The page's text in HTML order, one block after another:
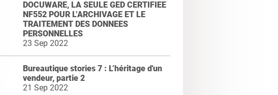
DOCUWARE, LA SEULE GED CERTIFIEE
NF552 POUR L’ARCHIVAGE ET LE
TRAITEMENT DES DONNEES
PERSONNELLES
23 Sep 2022
Bureautique stories 7 : L’héritage d'un
vendeur, partie 2
21 Sep 2022